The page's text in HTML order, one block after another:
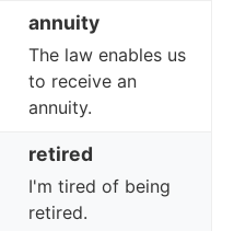
annuity
The law enables us
to receive an
annuity.
retired
I'm tired of being
retired.